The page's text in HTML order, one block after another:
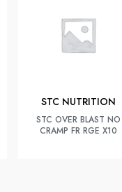
STC NUTRITION
STC OVER BLAST NO
CRAMP FR RGE X10